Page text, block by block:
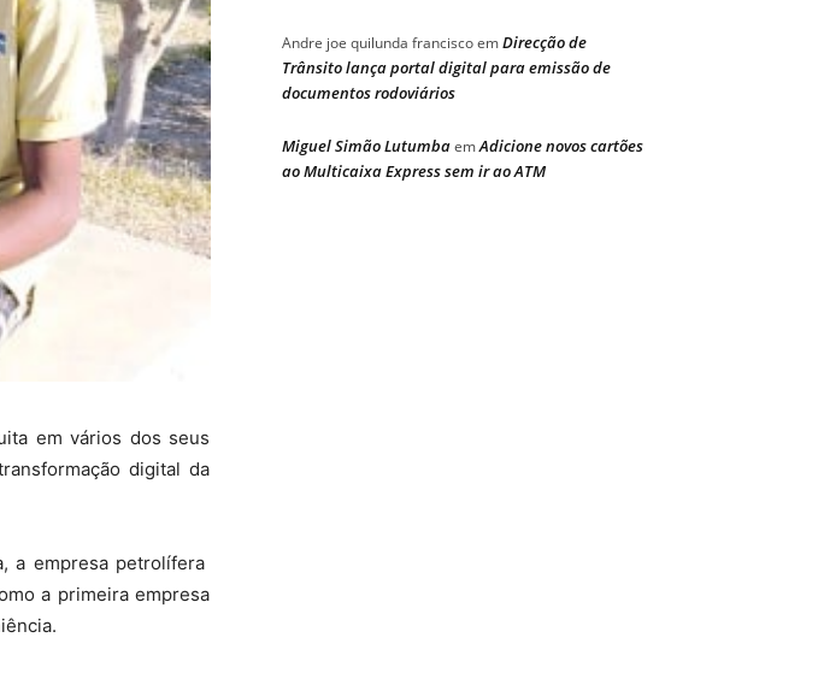
em vários dos seus
digital da
a empresa petrolífera
a primeira empresa
Andre joe quilunda franciscoemDirecção de
Trânsito lança portal digital para emissão de
documentos rodoviários
Miguel Simão LutumbaemAdicione novos cartões
ao Multicaixa Express sem ir ao ATM